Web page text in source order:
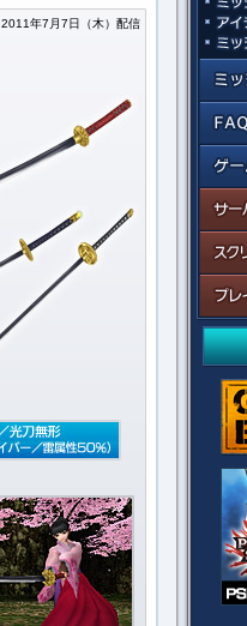
2011年7月7日（木）配信